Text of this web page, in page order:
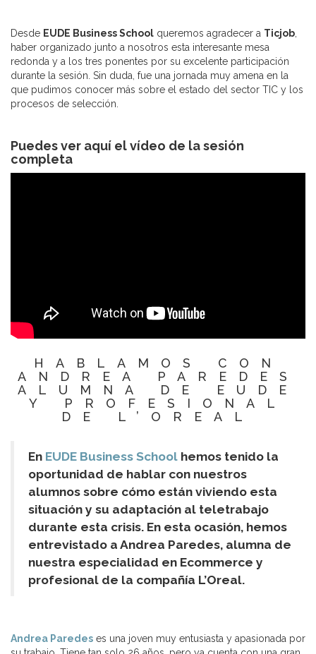
Desde EUDE Business School queremos agradecer a Ticjob
haber organizado junto a nosotros esta interesante mesa
redonda y a los tres ponentes por su excelente participación
durante la sesión. Sin duda, fue una jornada muy amena en la
que pudimos conocer más sobre el estado del sector TIC y los
procesos de selección.
Puedes ver aquí el vídeo de la sesión
completa
HABLAMOS CON
ANDREA PAREDES
ALUMNA DE EUDE
Y PROFESIONAL
DE L’OREAL
En EUDE Business School hemos tenido la
oportunidad de hablar con nuestros
alumnos sobre cómo están viviendo esta
situación y su adaptación al teletrabajo
durante esta crisis. En esta ocasión, hemos
entrevistado a Andrea Paredes, alumna de
nuestra especialidad en Ecommerce y
profesional de la compañía L’Oreal.
Andrea Paredes es una joven muy entusiasta y apasionada por